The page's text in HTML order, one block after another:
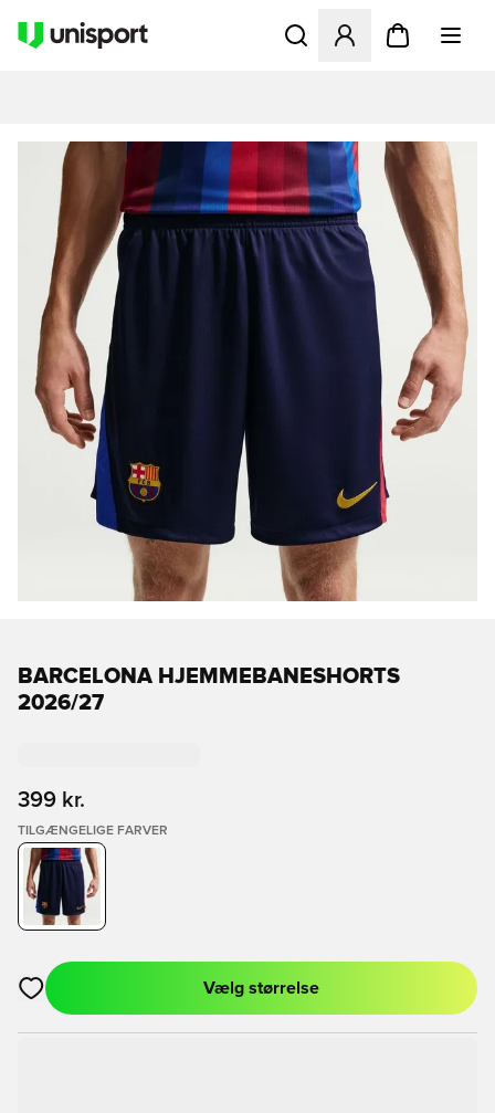
Åbner en Modal til at
BARCELONA HJEMMEBANESHORTS
2026/27
399 kr.
TILGÆNGELIGE FARVER
Åbner en Modal til at logge ind eller tilmelde dig som medlem
Vælg størrelse